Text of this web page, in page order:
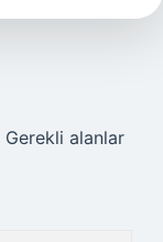
Gerekli alanlar